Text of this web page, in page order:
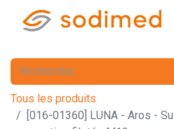
Tous les produits
[016-01360] LUNA - Aros -